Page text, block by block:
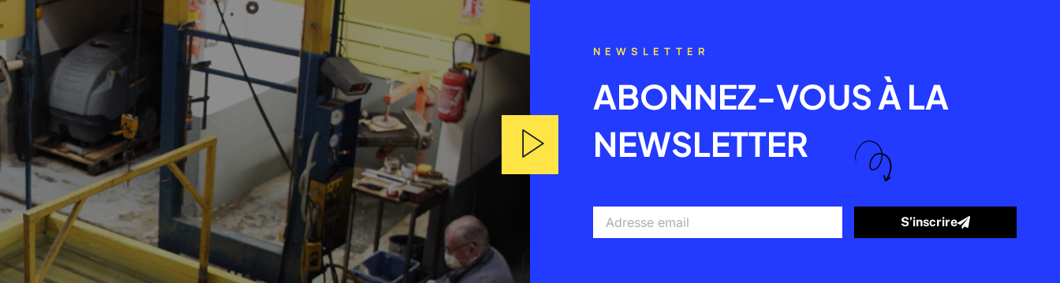
NEWSLETTER
ABONNEZ-VOUS À LA
NEWSLETTER
email
S’inscrire